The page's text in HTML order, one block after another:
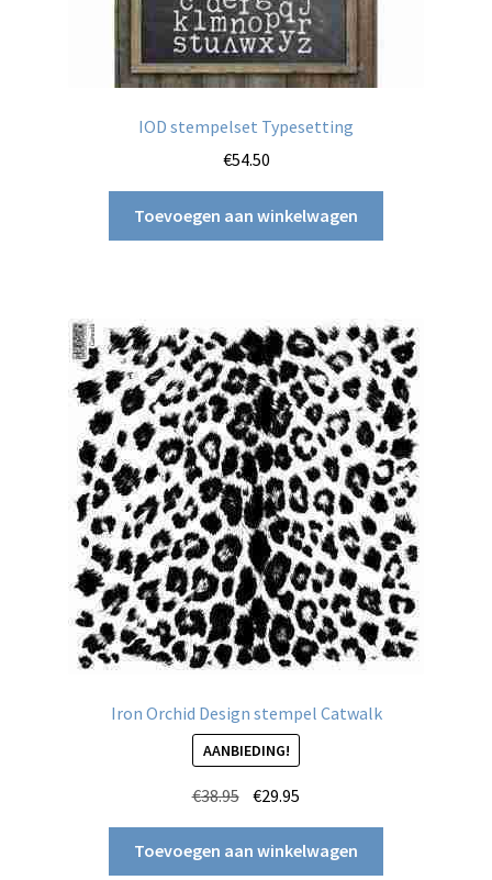
IOD stempelset Typesetting
€54.50
Toevoegen aan winkelwagen
Iron Orchid Design stempel Catwalk
AANBIEDING!
€38.95 Oorspronkelijke
was:
€29.95
is:
Toevoegen aan winkelwagen